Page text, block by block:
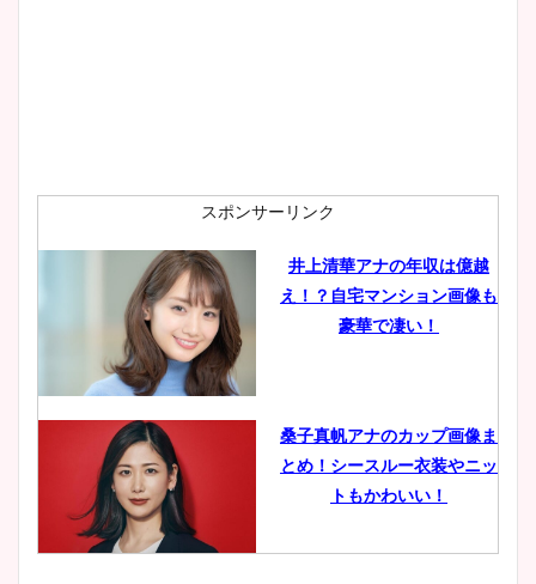
肉も凄い！
鈴木唯の太ってた時の体重が
ヤバすぎww原因や痩せたダ
豊島実季アナのカップ画像ま
とめ！美脚や水着姿に年齢も
スポンサーリンク
井上清華アナの年収は億越
え！？自宅マンション画像も
豪華で凄い！
桑子真帆アナのカップ画像ま
とめ！シースルー衣装やニッ
トもかわいい！